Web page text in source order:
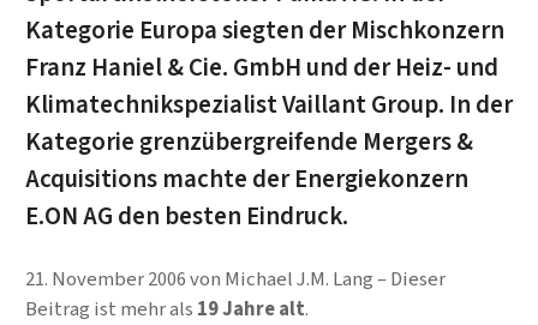
Kategorie Europa siegten der Mischkonzern
Franz Haniel & Cie. GmbH und der Heiz- und
Klimatechnikspezialist Vaillant Group. In der
Kategorie grenzübergreifende Mergers &
Acquisitions machte der Energiekonzern
E.ON AG den besten Eindruck.
21. November 2006von Michael J.M. Lang
Dieser
Beitrag ist mehr als 19 Jahre alt.